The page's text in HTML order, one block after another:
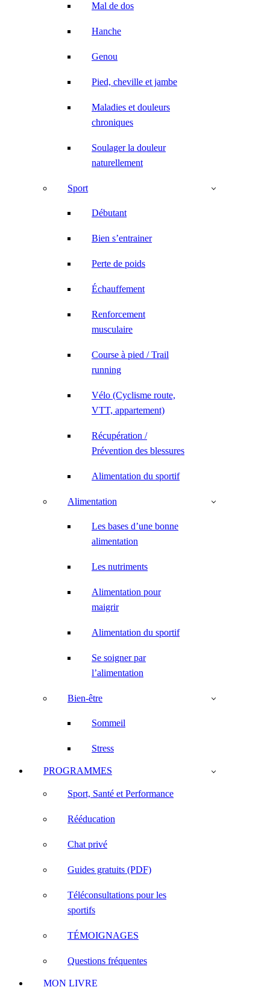
Mal de dos
Hanche
Genou
Pied, cheville et jambe
Maladies et douleurs
chroniques
Soulager la douleur
naturellement
Sport
Débutant
Bien s’entrainer
Perte de poids
Échauffement
Renforcement
musculaire
Course à pied / Trail
running
Vélo (Cyclisme route,
VTT, appartement)
Récupération /
Prévention des blessures
Alimentation du sportif
Alimentation
Les bases d’une bonne
alimentation
Les nutriments
Alimentation pour
maigrir
Alimentation du sportif
Se soigner par
l’alimentation
Bien-être
Sommeil
Stress
PROGRAMMES
Sport, Santé et Performance
Rééducation
Chat privé
Guides gratuits (PDF)
Téléconsultations pour les
sportifs
TÉMOIGNAGES
Questions fréquentes
MON LIVRE